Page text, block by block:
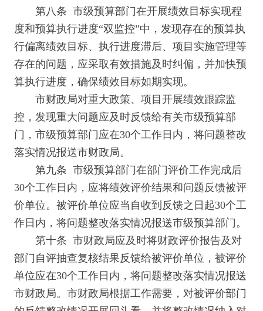
第八条 市级预算部门在开展绩效目标实现程
度和预算执行进度“双监控”中，发现存在的预算执
行偏离绩效目标、执行进度滞后、项目实施管理等
存在的问题，应采取有效措施及时纠偏，并加快预
算执行进度，确保绩效目标如期实现。
市财政局对重大政策、项目开展绩效跟踪监
控，发现重大问题应及时反馈给有关市级预算部
门，市级预算部门应在30个工作日内，将问题整改
落实情况报送市财政局。
第九条 市级预算部门在部门评价工作完成后
30个工作日内，应将绩效评价结果和问题反馈被评
价单位。被评价单位应当自收到反馈之日起30个工
作日内，将问题整改落实情况报送市级预算部门。
第十条 市财政局应及时将财政评价报告及对
部门自评抽查复核结果反馈给被评价单位，被评价
单位应在30个工作日内，将问题整改落实情况报送
市财政局。市财政局根据工作需要，对被评价部门